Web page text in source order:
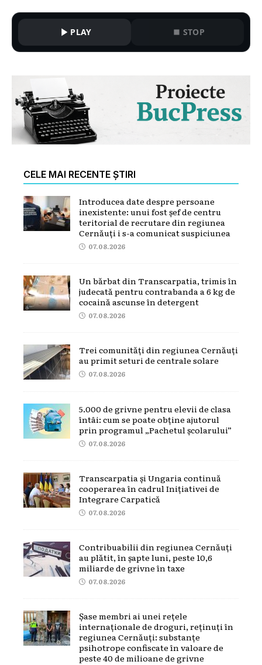
PLAY STOP
CELE MAI RECENTE ȘTIRI
Introducea date despre persoane
inexistente: unui fost șef de centru
teritorial de recrutare din regiunea
Cernăuți i s-a comunicat suspiciunea
07.08.2026
Un bărbat din Transcarpatia, trimis în
judecată pentru contrabanda a 6 kg de
cocaină ascunse în detergent
07.08.2026
Trei comunități din regiunea Cernăuți
au primit seturi de centrale solare
07.08.2026
5.000 de grivne pentru elevii de clasa
întâi: cum se poate obține ajutorul
prin programul „Pachetul școlarului”
07.08.2026
Transcarpatia și Ungaria continuă
cooperarea în cadrul Inițiativei de
Integrare Carpatică
07.08.2026
Contribuabilii din regiunea Cernăuți
au plătit, în șapte luni, peste 10,6
miliarde de grivne în taxe
07.08.2026
Șase membri ai unei rețele
internaționale de droguri, reținuți în
regiunea Cernăuți: substanțe
psihotrope confiscate în valoare de
peste 40 de milioane de grivne